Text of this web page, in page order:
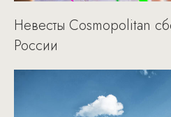
Невесты Cosmopolitan
России